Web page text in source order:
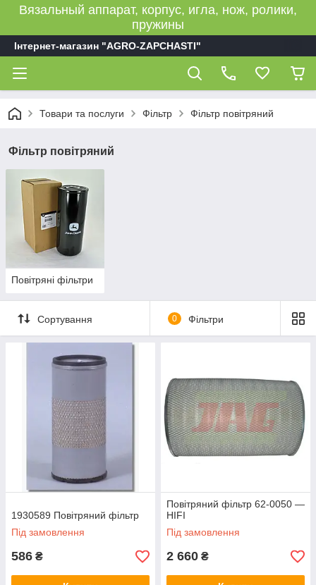
Вязальный аппарат, корпус, игла, нож, ролики,
пружины
Інтернет-магазин "AGRO-ZAPCHASTI"
Товари та послуги Фільтр Фільтр повітряний
Фільтр повітряний
Повітряні фільтри
Сортування 0 Фільтри
1930589 Повітряний фільтр
Під замовлення
586 ₴
Повітряний фільтр 62-0050 —
HIFI
Під замовлення
2 660 ₴